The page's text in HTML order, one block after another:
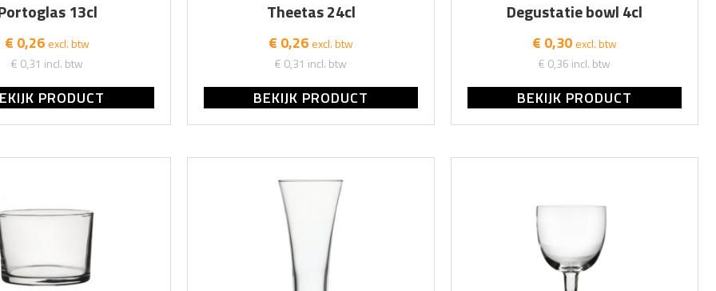
13cl
€ 0,26 excl. btw
€ 0,31 incl. btw
PRODUCT
Theetas 24cl
€ 0,26 excl. btw
€ 0,31 incl. btw
BEKIJK PRODUCT
Degustatie bowl 4cl
€ 0,30 excl. btw
€ 0,36 incl. btw
BEKIJK PRODUCT